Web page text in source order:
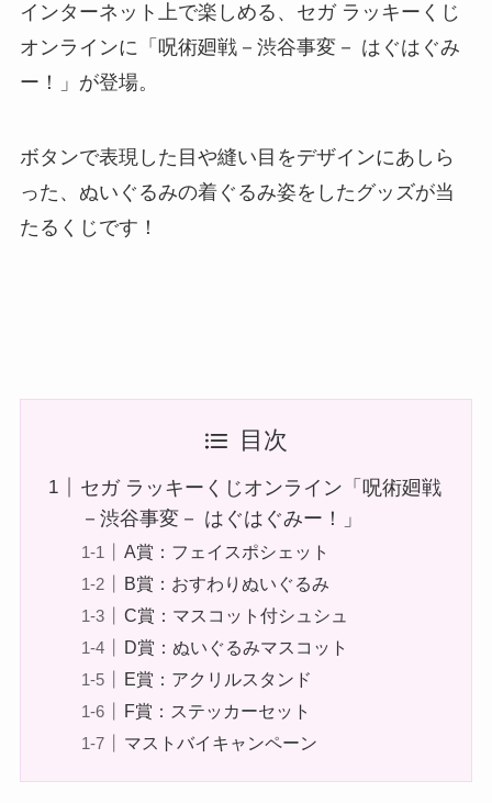
インターネット上で楽しめる、セガ ラッキーくじ
オンラインに「呪術廻戦－渋谷事変－ はぐはぐみ
ー！」が登場。
ボタンで表現した目や縫い目をデザインにあしら
った、ぬいぐるみの着ぐるみ姿をしたグッズが当
たるくじです！
目次
セガ ラッキーくじオンライン「呪術廻戦
－渋谷事変－ はぐはぐみー！」
A賞：フェイスポシェット
B賞：おすわりぬいぐるみ
C賞：マスコット付シュシュ
D賞：ぬいぐるみマスコット
E賞：アクリルスタンド
F賞：ステッカーセット
マストバイキャンペーン